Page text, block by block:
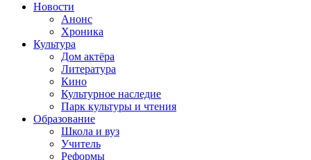
Новости
Анонс
Хроника
Культура
Дом актёра
Литература
Кино
Культурное наследие
Парк культуры и чтения
Образование
Школа и вуз
Учитель
Реформы